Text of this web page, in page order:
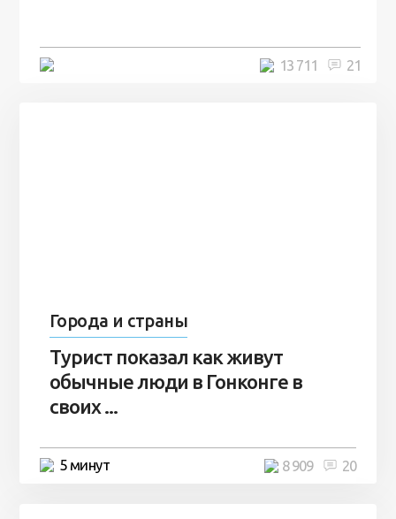
21
13 711
Города и страны
Турист показал как живут
обычные люди в Гонконге в
своих ...
5 минут 20
8 909